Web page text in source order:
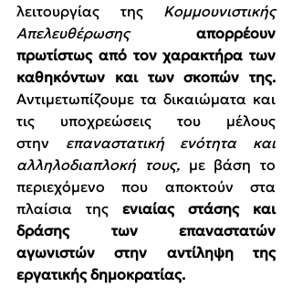
λειτουργίας της Κομμουνιστικής
Απελευθέρωσης
απορρέουν
πρωτίστως από τον χαρακτήρα των
Αντιμετωπίζουμε τα δικαιώματα και
τις υποχρεώσεις του μέλους
στην επαναστατική ενότητα και
αλληλοδιαπλοκή τους, με βάση το
περιεχόμενο που αποκτούν στα
πλαίσια της ενιαίας στάσης και
δράσης των επαναστατών
αγωνιστών στην αντίληψη της
εργατικής δημοκρατίας.